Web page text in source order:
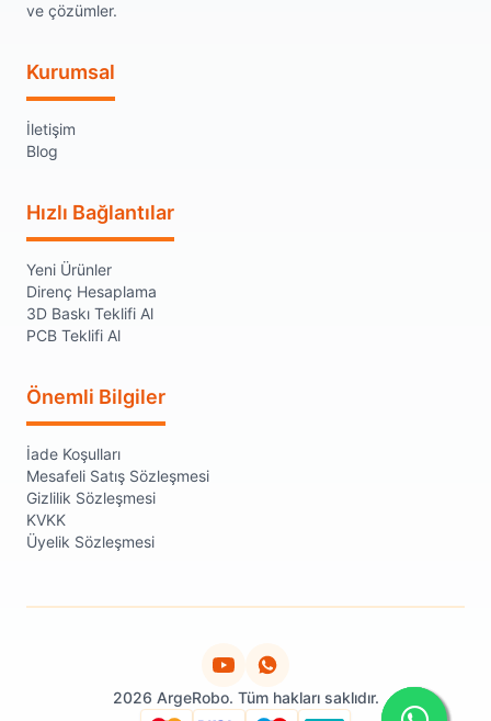
ve çözümler.
Kurumsal
İletişim
Blog
Hızlı Bağlantılar
Yeni Ürünler
Direnç Hesaplama
3D Baskı Teklifi Al
PCB Teklifi Al
Önemli Bilgiler
İade Koşulları
Mesafeli Satış Sözleşmesi
Gizlilik Sözleşmesi
KVKK
Üyelik Sözleşmesi
2026 ArgeRobo. Tüm hakları saklıdır.